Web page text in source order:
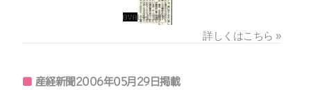
詳しくはこちら »
産経新聞2006年05月29日掲載